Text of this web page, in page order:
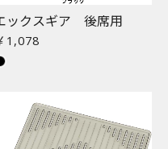
ックスギア 後席用
1,078